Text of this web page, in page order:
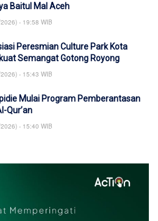
Baitul Mal Aceh
- 19:58 WIB
Peresmian Culture Park Kota
Semangat Gotong Royong
- 15:43 WIB
Mulai Program Pemberantasan
Qur’an
- 15:40 WIB